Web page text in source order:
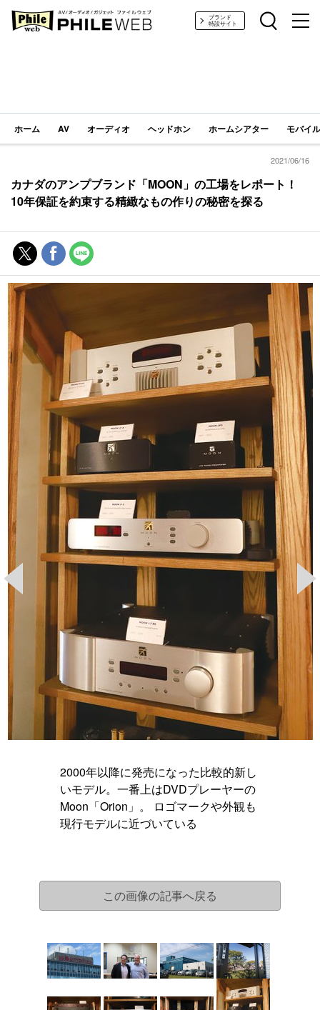
PHILE WEB｜AV/オーディオ/ガジェットブランド
特設サイト
ホーム AV オーディオ ヘッドホン ホームシアター モバイ
2021/06/16
カナダのアンプブランド「MOON」の工場をレポート！
10年保証を約束する精緻なもの作りの秘密を探る
2000年以降に発売になった比較的新し
いモデル。一番上はDVDプレーヤーの
Moon「Orion」。 ロゴマークや外観も
現行モデルに近づいている
この画像の記事へ戻る